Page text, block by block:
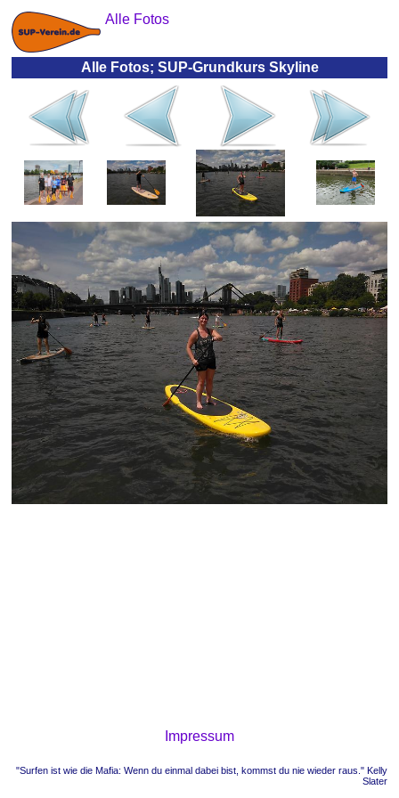
Alle Fotos
Alle Fotos; SUP-Grundkurs Skyline
Impressum
"Surfen ist wie die Mafia: Wenn du einmal dabei bist, kommst du nie wieder raus." Kelly
Slater